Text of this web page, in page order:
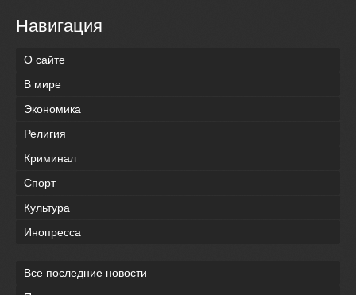
Навигация
О сайте
В мире
Экономика
Религия
Криминал
Спорт
Культура
Инопресса
Все последние новости